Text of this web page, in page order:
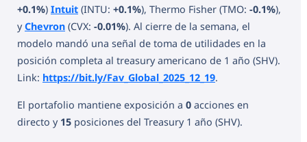
+0.1%) Intuit (INTU: +0.1%), Thermo Fisher (TMO: -0.1%),
yChevron (CVX: -0.01%). Al cierre de la semana, el
modelo mandó una señal de toma de utilidades en la
posición completa al treasury americano de 1 año (SHV).
Link: https://bit.ly/Fav_Global_2025_12_19.
El portafolio mantiene exposición a 0 acciones en
directo y 15 posiciones del Treasury 1 año (SHV).